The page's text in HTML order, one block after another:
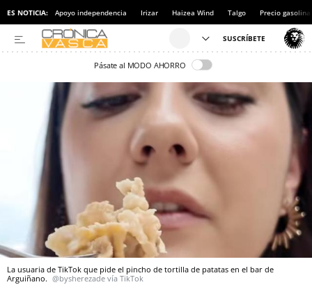
ES NOTICIA: Apoyo independencia Irizar Haizea Wind Talgo Precio gasolina
Pásate al MODO AHORRO
La usuaria de TikTok que pide el pincho de tortilla de patatas en el bar de
Arguiñano. @bysherezade vía TikTok